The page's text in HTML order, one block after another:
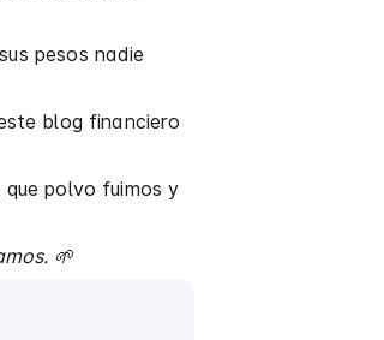
pesos nadie
blog financiero
polvo fuimos y
🌱